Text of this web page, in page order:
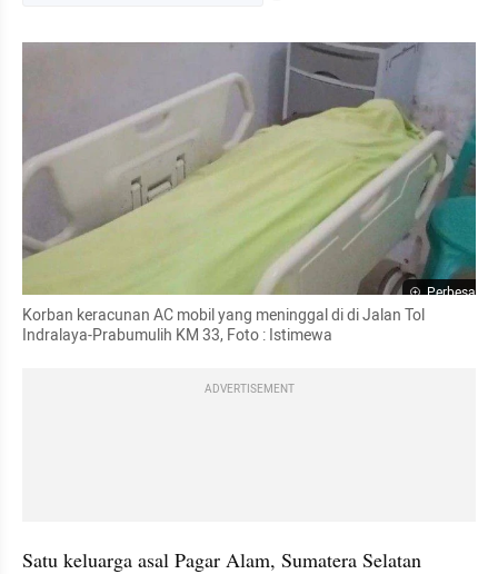
Perbesar
Korban keracunan AC mobil yang meninggal di di Jalan Tol
Indralaya-Prabumulih KM 33, Foto : Istimewa
ADVERTISEMENT
Satu keluarga asal Pagar Alam, Sumatera Selatan